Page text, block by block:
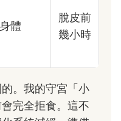
體
脫皮前
幾小時
。我的守宮「小
完全拒食。這不